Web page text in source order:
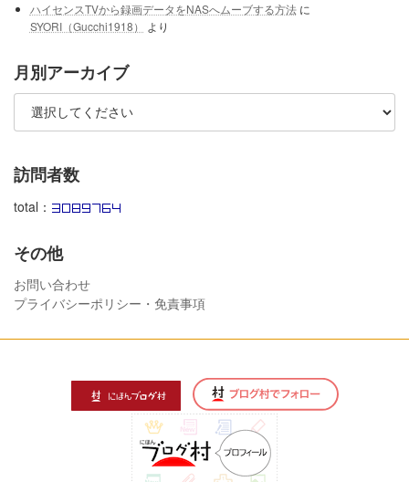
ハイセンスTVから録画データをNASへムーブする方法に
SYORI（Gucchi1918）
より
月別アーカイブ
訪問者数
total：
その他
お問い合わせ
プライバシーポリシー・免責事項